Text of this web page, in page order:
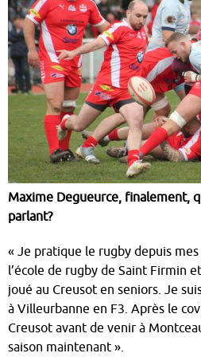
Maxime Degueurce, finalement,
parlant?
« Je pratique le rugby depuis mes
l’école de rugby de Saint Firmin
joué au Creusot en seniors. Je
à Villeurbanne en F3. Après le
Creusot avant de venir à
saison maintenant ».